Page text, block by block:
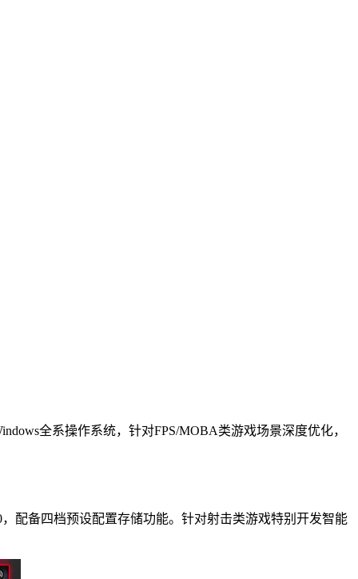
全系操作系统，针对FPS/MOBA类游戏场景深度优化，
配备四档预设配置存储功能。针对射击类游戏特别开发智能